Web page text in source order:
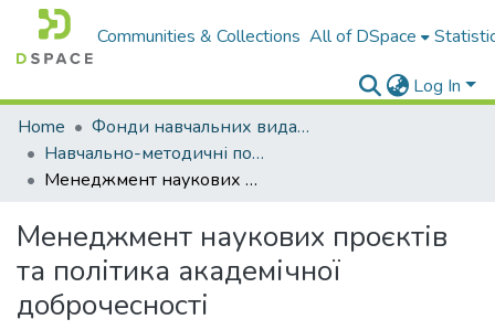
Communities & Collections All of DSpace
Log In
Home
Фонди навчальних видань
Навчально-методичні посібники
Менеджмент наукових проєктів та політика академічної доброчесності
Менеджмент наукових проєктів
та політика академічної
доброчесності